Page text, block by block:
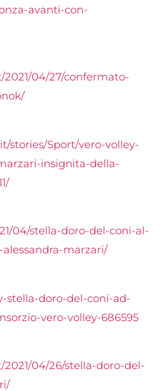
avanti-con-
2021/04/27/confermato-
stories/Sport/vero-volley-
insignita-della-
04/stella-doro-del-coni-al-
marzari/
stella-doro-del-coni-ad-
vero-volley-686595
2021/04/26/stella-doro-del-